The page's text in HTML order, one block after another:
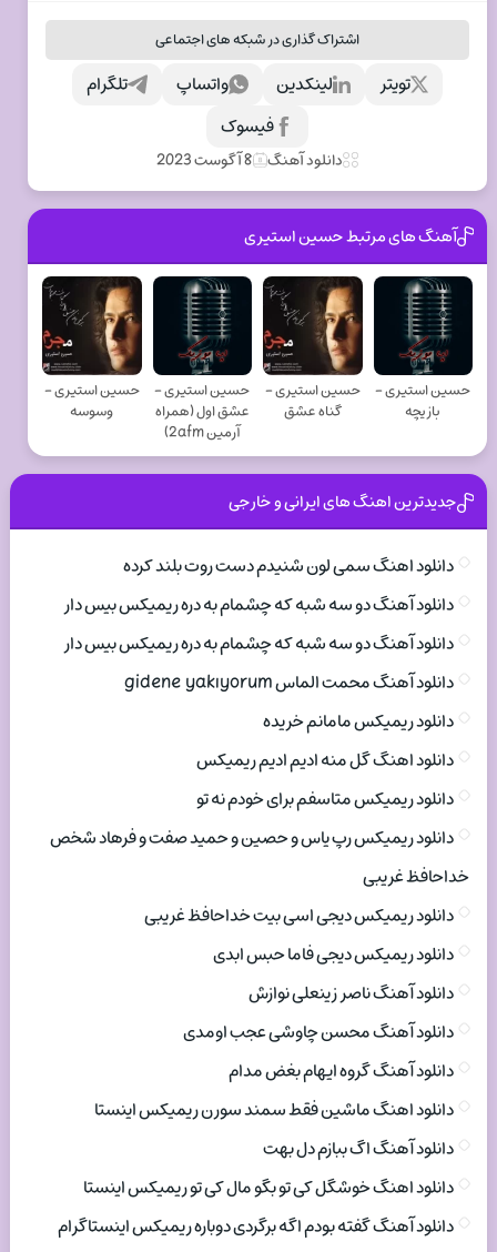
اشتراک گذاری در شبکه های اجتماعی
تلگرام واتساپ لینکدین
تویتر
فیسوک
دانلود آهنگ 8 آگوست 2023
آهنگ های مرتبط حسین استیری
حسین استیری -
بازیچه
حسین استیری -
گناه عشق
حسین استیری -
عشق اول (همراه
آرمین 2afm)
حسین استیری -
وسوسه
جدیدترین اهنگ های ایرانی و خارجی
دانلود اهنگ سمی لون شنیدم دست روت بلند کرده
دانلود آهنگ دو سه شبه که چشمام به دره ریمیکس بیس دار
دانلود آهنگ دو سه شبه که چشمام به دره ریمیکس بیس دار
دانلود آهنگ محمت الماس gidene yakıyorum
دانلود ریمیکس مامانم خریده
دانلود اهنگ گل منه ادیم ادیم ریمیکس
دانلود ریمیکس متاسفم برای خودم نه تو
دانلود ریمیکس رپ یاس و حصین و حمید صفت و فرهاد شخص
خداحافظ غریبی
دانلود ریمیکس دیجی اسی بیت خداحافظ غریبی
دانلود ریمیکس دیجی فاما حبس ابدی
دانلود آهنگ ناصر زینعلی نوازش
دانلود آهنگ محسن چاوشی عجب اومدی
دانلود آهنگ گروه ایهام بغض مدام
دانلود اهنگ ماشین فقط سمند سورن ریمیکس اینستا
دانلود آهنگ اگ ببازم دل بهت
دانلود اهنگ خوشگل کی تو بگو مال کی تو ریمیکس اینستا
دانلود آهنگ گفته بودم اگه برگردی دوباره ریمیکس اینستاگرام